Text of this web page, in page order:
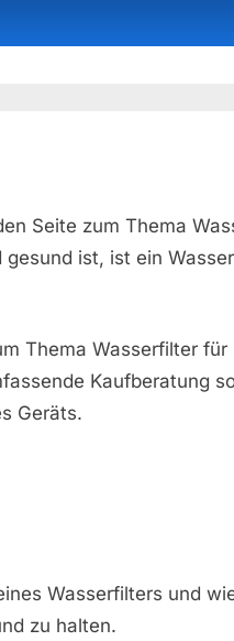
Seite zum Thema
ist, ist ein
Thema Wasserfilter für
Kaufberatung
Geräts.
Wasserfilters und
zu halten.